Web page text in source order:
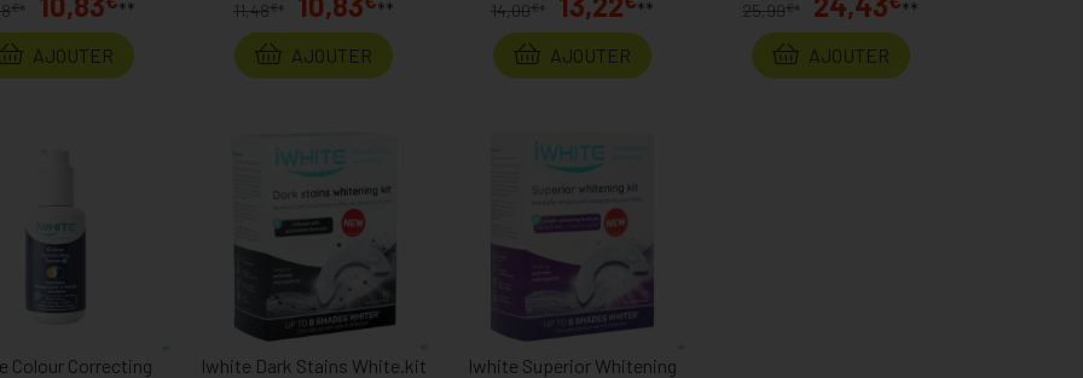
€*
**
AJOUTER
11,48€*
**
AJOUTER
14,00€*
**
AJOUTER
25,99€*
**
AJOUTER
Colour Correcting
Iwhite Dark Stains White.kit
Iwhite Superior Whitening